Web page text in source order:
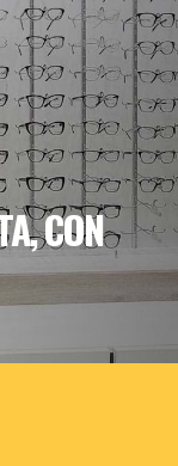
CON